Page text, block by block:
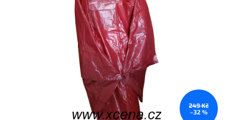
249 Kč
–32 %